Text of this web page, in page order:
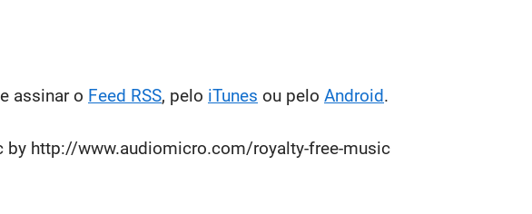
assinar o Feed RSS, pelo iTunes ou pelo Android.
by http://www.audiomicro.com/royalty-free-music